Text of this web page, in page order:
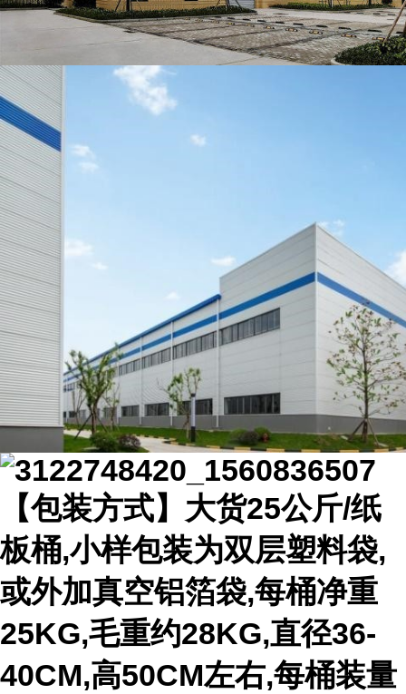
【包装方式】大货25公斤/纸
板桶,小样包装为双层塑料袋,
或外加真空铝箔袋,每桶净重
25KG,毛重约28KG,直径36-
40CM,高50CM左右,每桶装量